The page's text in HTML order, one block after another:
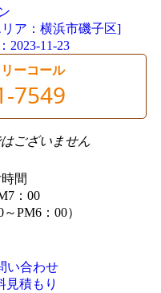
ア：横浜市磯子区]
2023-11-23
ーコール
7549
ございません
間
：00
PM6：00）
い合わせ
見積もり